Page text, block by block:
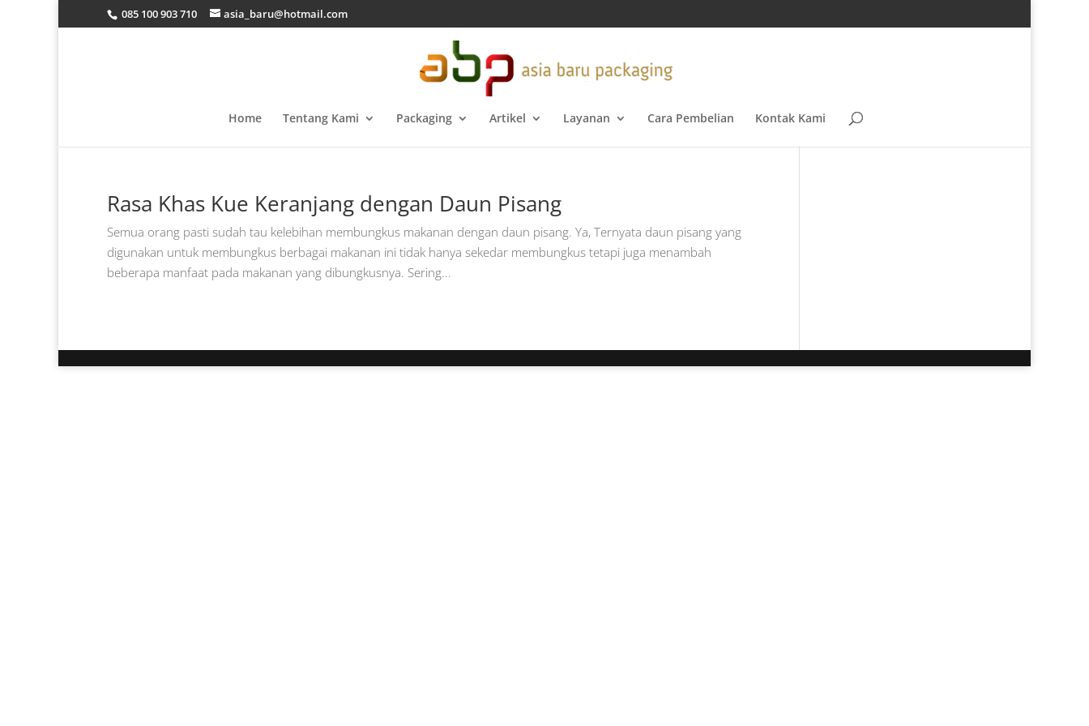
085 100 903 710 asia_baru@hotmail.com
Home Tentang Kami Packaging Artikel Layanan Cara Pembelian Kontak Kami
Rasa Khas Kue Keranjang dengan Daun Pisang
Semua orang pasti sudah tau kelebihan membungkus makanan dengan daun pisang. Ya, Ternyata daun pisang yang
digunakan untuk membungkus berbagai makanan ini tidak hanya sekedar membungkus tetapi juga menambah
beberapa manfaat pada makanan yang dibungkusnya. Sering...